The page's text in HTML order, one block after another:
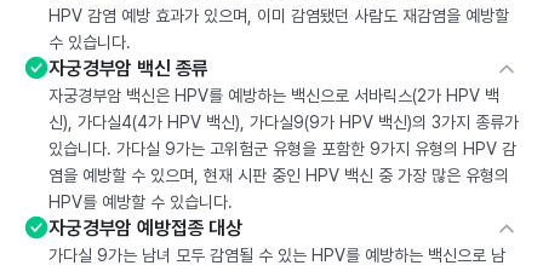
HPV 감염 예방 효과가 있으며, 이미 감염됐던 사람도 재감염을 예방할
수 있습니다.
자궁경부암 백신 종류
자궁경부암 백신은 HPV를 예방하는 백신으로 서바릭스(2가 HPV 백
신), 가다실4(4가 HPV 백신), 가다실9(9가 HPV 백신)의 3가지 종류가
있습니다. 가다실 9가는 고위험군 유형을 포함한 9가지 유형의 HPV 감
염을 예방할 수 있으며, 현재 시판 중인 HPV 백신 중 가장 많은 유형의
HPV를 예방할 수 있습니다.
자궁경부암 예방접종 대상
가다실 9가는 남녀 모두 감염될 수 있는 HPV를 예방하는 백신으로 남